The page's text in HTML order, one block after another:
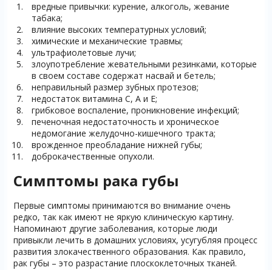
вредные привычки: курение, алкоголь, жевание
табака;
влияние высоких температурных условий;
химические и механические травмы;
ультрафиолетовые лучи;
злоупотребление жевательными резинками, которые
в своем составе содержат насвай и бетель;
неправильный размер зубных протезов;
недостаток витамина С, А и Е;
грибковое воспаление, проникновение инфекций;
печеночная недостаточность и хроническое
недомогание желудочно-кишечного тракта;
врожденное преобладание нижней губы;
доброкачественные опухоли.
Симптомы рака губы
Первые симптомы принимаются во внимание очень
редко, так как имеют не яркую клиническую картину.
Напоминают другие заболевания, которые люди
привыкли лечить в домашних условиях, усугубляя процесс
развития злокачественного образования. Как правило,
рак губы – это разрастание плоскоклеточных тканей.